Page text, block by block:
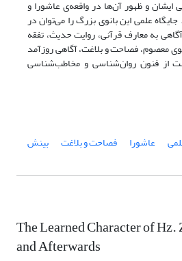
و ظهور آن‌ها در واقعه‌ی عاشورا و
علمی این بانوی بزرگ را می‌توان در
به معارف قرآنی، روایت حدیث، تفقه
معصوم، فصاحت و بلاغت، آگاهی روزآمد
از فنون روان‌شناسی و مخاطب‌شناسی
عاشورا فصاحت و بلاغت بینش
The Learned Character of
and Afterwards